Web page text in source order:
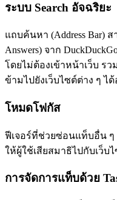
ระบบ Search อัจฉริยะ
แถบค้นหา (Address Bar)
Answers) จาก
โดยไม่ต้องเข้าหน้าเว็บ รว
ข้ามไปยังเว็บไซต์ต่าง ๆ ไ
โหมดโฟกัส
ฟีเจอร์ที่ช่วยซ่อนแท็บอื่น ๆ
ให้ผู้ใช้เสียสมาธิไปกับเว็
การจัดการแท็บด้วย